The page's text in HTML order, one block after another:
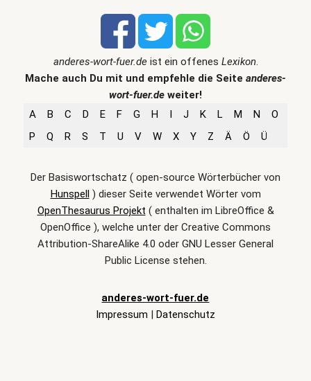
anderes-wort-fuer.deist ein offenes Lexikon.
Mache auch Du mit und empfehle die Seite anderes-
wort-fuer.de weiter!
A
B C D E F G H I J K L M N
O
P
Q R S T U V W X Y Z Ä Ö Ü
Der Basiswortschatz ( open-source Wörterbücher von
Hunspell) dieser Seite verwendet Wörter vom
OpenThesaurus Projekt ( enthalten im LibreOffice &
OpenOffice ), welche unter der Creative Commons
Attribution-ShareAlike 4.0 oder GNU Lesser General
Public License stehen.
anderes-wort-fuer.de
Impressum | Datenschutz